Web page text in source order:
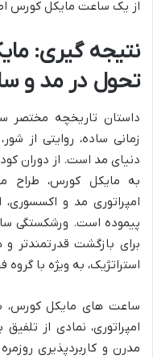
از یک ساعت مایکل کورس
نتیجه گیری:
تحول در مد و
داستان تاریخچه
زمانی ساده، روایتی از
دنیای مد است. از دوران
به مایکل کورس، طراح
امپراتوری مد و
برای بازگشت قدرتمندتر
استراتژیک، به ویژه با
ساعت های مایکل کورس،
امپراتوری، نمادی از
مدرن و کاربردپذیری